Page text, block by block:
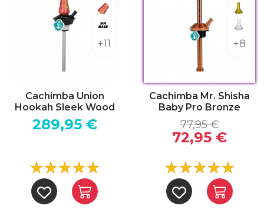
Wood Pink Yellow
Sin base
+11
Cachimba Union
Hookah Sleek Wood
289,95 €
+8
Cachimba Mr. Shisha
Baby Pro Bronze
77,95 €
72,95 €